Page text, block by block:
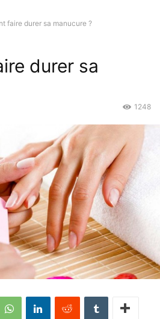
faire durer sa manucure ?
durer sa
1248